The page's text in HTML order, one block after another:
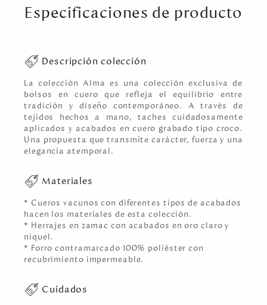
Especificaciones de producto
Descripción colección
La colección Alma es una colección exclusiva de
bolsos en cuero que refleja el equilibrio entre
tradición y diseño contemporáneo. A través de
tejidos hechos a mano, taches cuidadosamente
aplicados y acabados en cuero grabado tipo croco.
Una propuesta que transmite carácter, fuerza y una
elegancia atemporal.
Materiales
* Cueros vacunos con diferentes tipos de acabados
hacen los materiales de esta colección.
* Herrajes en zamac con acabados en oro claro y
niquel.
* Forro contramarcado 100% poliéster con
recubrimiento impermeable.
Cuidados